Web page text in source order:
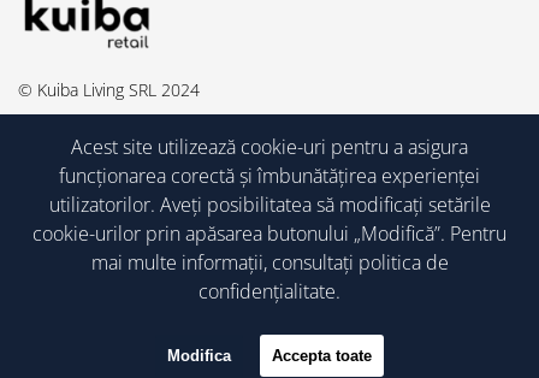
© Kuiba Living SRL 2024
Acest site utilizează cookie-uri pentru a asigura
funcționarea corectă și îmbunătățirea experienței
utilizatorilor. Aveți posibilitatea să modificați setările
cookie-urilor prin apăsarea butonului „Modifică”. Pentru
mai multe informații, consultați politica de
confidențialitate.
Modifica Accepta toate